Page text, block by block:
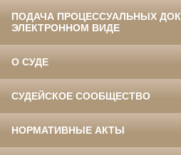
ПОДАЧА ПРОЦЕССУАЛЬНЫХ
ЭЛЕКТРОННОМ ВИДЕ
О СУДЕ
СУДЕЙСКОЕ СООБЩЕСТВО
НОРМАТИВНЫЕ АКТЫ